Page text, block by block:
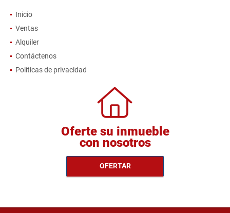
Inicio
Ventas
Alquiler
Contáctenos
Políticas de privacidad
Oferte su inmueble
con nosotros
OFERTAR